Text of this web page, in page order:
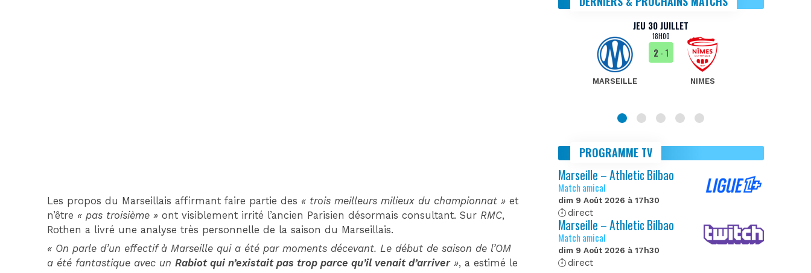
Les propos du Marseillais affirmant faire partie des « trois meilleurs milieux du championnat » et
n’être « pas troisième » ont visiblement irrité l’ancien Parisien désormais consultant. Sur RMC,
Rothen a livré une analyse très personnelle de la saison du Marseillais.
« On parle d’un effectif à Marseille qui a été par moments décevant. Le début de saison de l’OM
a été fantastique avec unRabiot qui n’existait pas trop parce qu’il venait d’arriver», a estimé le
JEU 30 JUILLET
18H00
MARSEILLE
2- 1
NIMES
PROGRAMME TV
Marseille – Athletic Bilbao
Match amical
dim 9 Août 2026 à 17h30
direct
Marseille – Athletic Bilbao
Match amical
dim 9 Août 2026 à 17h30
direct